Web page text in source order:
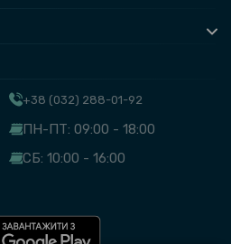
+38 (032) 288-01-92
ПН-ПТ: 09:00 - 18:00
СБ: 10:00 - 16:00